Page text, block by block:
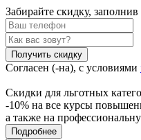
Забирайте скидку,
Получить скидку
Согласен (-на), с условиями
Скидки для льготных
-10% на все курсы
а также на
Подробнее